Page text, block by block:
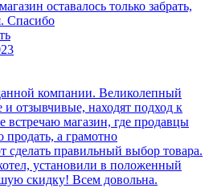
оставалось только забрать,
Спасибо
компании. Великолепный
отзывчивые, находят подход к
встречаю магазин, где продавцы
продать, а грамотно
сделать правильный выбор товара.
установили в положенный
скидку! Всем довольна.